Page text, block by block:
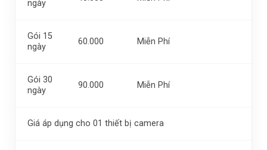
ngày
Gói 15
ngày
60.000 Miễn Phí
Gói 30
ngày
90.000 Miễn Phí
Giá áp dụng cho 01 thiết bị camera